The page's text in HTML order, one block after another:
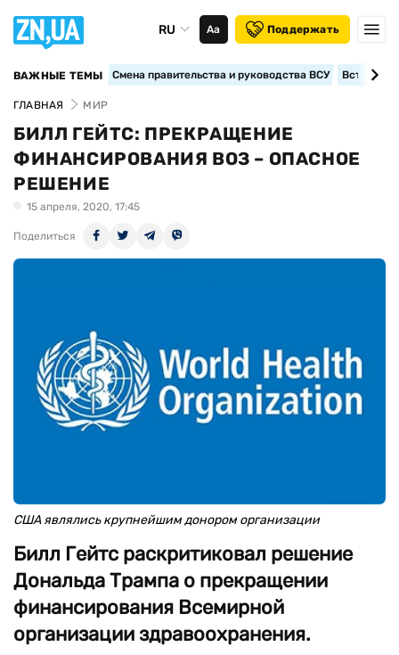
RU Аа Поддержать
ВАЖНЫЕ ТЕМЫ Смена правительства и руководства ВСУ
ГЛАВНАЯ МИР
БИЛЛ ГЕЙТС: ПРЕКРАЩЕНИЕ
ФИНАНСИРОВАНИЯ ВОЗ – ОПАСНОЕ
РЕШЕНИЕ
15 апреля, 2020, 17:45
Поделиться
США являлись крупнейшим донором организации
Билл Гейтс раскритиковал решение
Дональда Трампа о прекращении
финансирования Всемирной
организации здравоохранения.